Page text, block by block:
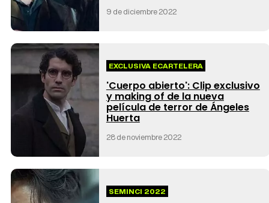
9 de diciembre 2022
EXCLUSIVA ECARTELERA
'Cuerpo abierto': Clip exclusivo
y making of de la nueva
película de terror de Ángeles
Huerta
28 de noviembre 2022
SEMINCI 2022